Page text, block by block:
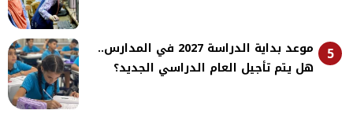
5
موعد بداية الدراسة 2027 في المدارس..
هل يتم تأجيل العام الدراسي الجديد؟